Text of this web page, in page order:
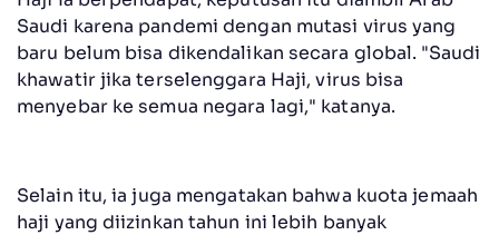
Saudi karena pandemi dengan mutasi virus yang
baru belum bisa dikendalikan secara global. "Saudi
khawatir jika terselenggara Haji, virus bisa
menyebar ke semua negara lagi," katanya.
Selain itu, ia juga mengatakan bahwa kuota jemaah
haji yang diizinkan tahun ini lebih banyak